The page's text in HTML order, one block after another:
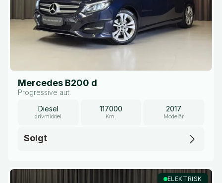
Mercedes B200 d
Progressive aut.
Diesel
drivmiddel
117000
Km.
2017
Modelår
Solgt
ELEKTRISK